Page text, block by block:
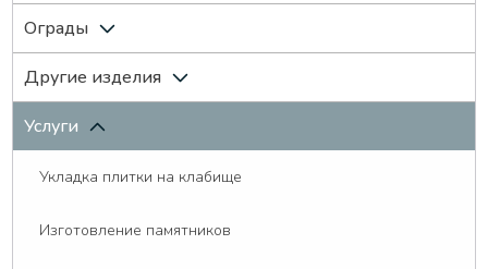
Ограды
Другие изделия
Услуги
Укладка плитки на клабище
Изготовление памятников